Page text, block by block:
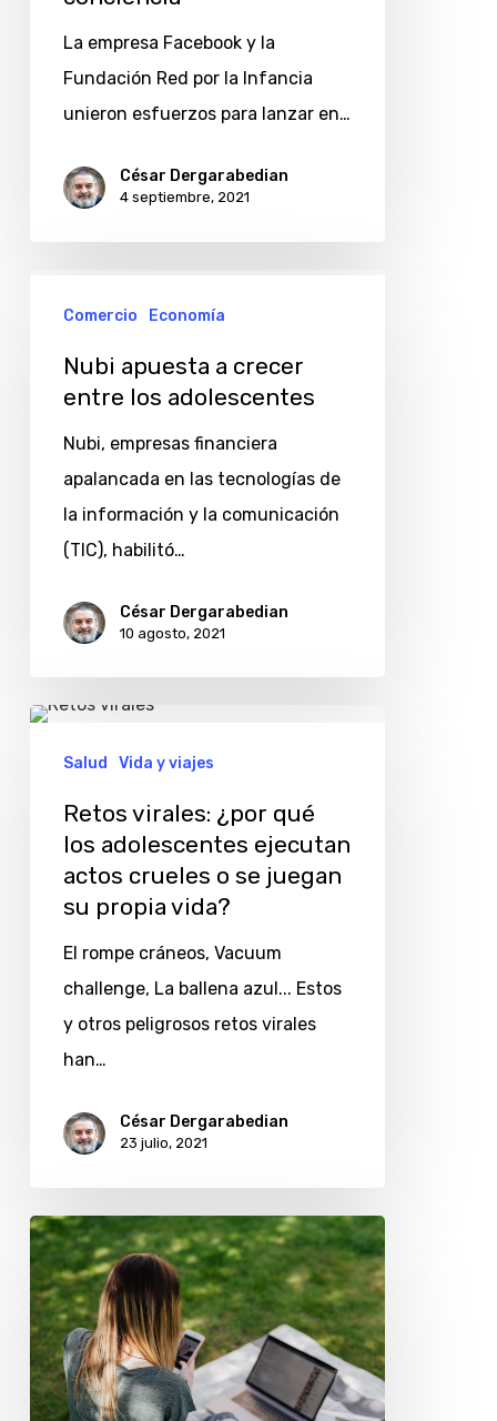
La empresa Facebook y la
Fundación Red por la Infancia
unieron esfuerzos para lanzar en…
César Dergarabedian
4 septiembre, 2021
apuesta
crecer
Comercio Economía
Nubi apuesta a crecer
entre los adolescentes
Nubi, empresas financiera
apalancada en las tecnologías de
la información y la comunicación
(TIC), habilitó…
César Dergarabedian
10 agosto, 2021
Retos
virales:
adolescentes
juegan
propia
vida?
Salud Vida y viajes
Retos virales: ¿por qué
los adolescentes ejecutan
actos crueles o se juegan
su propia vida?
El rompe cráneos, Vacuum
challenge, La ballena azul... Estos
y otros peligrosos retos virales
han…
César Dergarabedian
23 julio, 2021
Trasplantes:
lanzan
una
aplicación
para
ayudar